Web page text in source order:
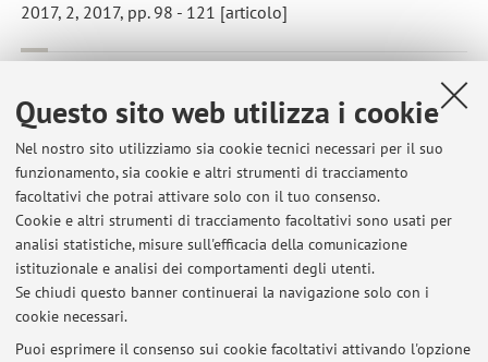
Questo sito web utilizza i cookie
Nel nostro sito utilizziamo sia cookie tecnici necessari per il suo
funzionamento, sia cookie e altri strumenti di tracciamento
facoltativi che potrai attivare solo con il tuo consenso.
Cookie e altri strumenti di tracciamento facoltativi sono usati per
analisi statistiche, misure sull'efficacia della comunicazione
istituzionale e analisi dei comportamenti degli utenti.
Se chiudi questo banner continuerai la navigazione solo con i
cookie necessari.
Puoi esprimere il consenso sui cookie facoltativi attivando l'opzione
2017, 2, 2017, pp. 98 - 121 [articolo]
spazio pubblico nella zona industriale di Valbiano di Sarsina , in:
Aa. Vv., Urbanistica è/e azione pubblica. La responsabilità
della proposta, Roma-Milano, Planum Publisher, 2017, pp.
1953 - 1960 [capitolo di libro]
Pubblicazioni antecedenti il 2004